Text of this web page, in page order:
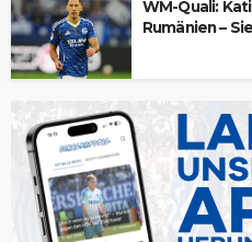
WM-Quali:
Rumänien –